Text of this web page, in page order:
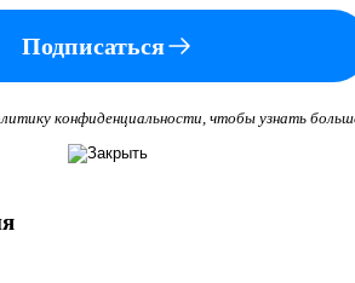
Подписаться
конфиденциальности, чтобы узнать